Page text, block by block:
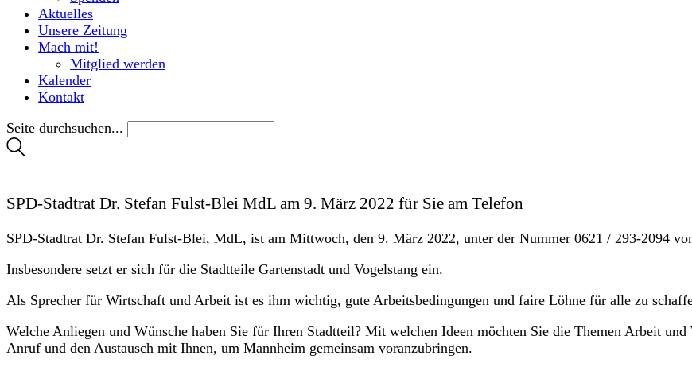
Aktuelles
Unsere Zeitung
Mach mit!
Mitglied werden
Kalender
Kontakt
Seite durchsuchen...
SPD-Stadtrat Dr. Stefan Fulst-Blei MdL am 9. März 2022 für Sie am Telefon
SPD-Stadtrat Dr. Stefan Fulst-Blei, MdL, ist am Mittwoch, den 9. März 2022, unter der Nummer 0621 / 293-2094
Insbesondere setzt er sich für die Stadtteile Gartenstadt und Vogelstang ein.
Als Sprecher für Wirtschaft und Arbeit ist es ihm wichtig, gute Arbeitsbedingungen und faire Löhne für alle zu
Welche Anliegen und Wünsche haben Sie für Ihren Stadtteil? Mit welchen Ideen möchten Sie die Themen Arbeit
Anruf und den Austausch mit Ihnen, um Mannheim gemeinsam voranzubringen.